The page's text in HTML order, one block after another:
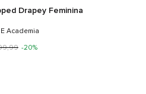
Drapey Feminina
Academia
,99 -20%